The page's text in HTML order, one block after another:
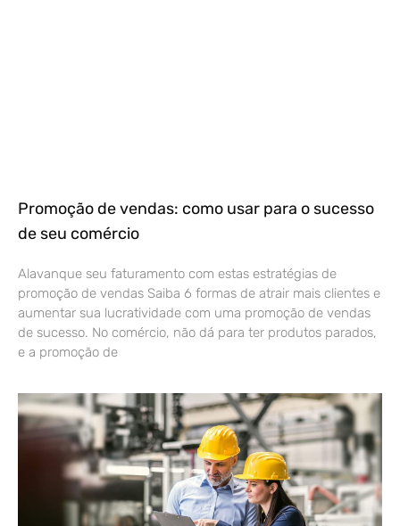
Promoção de vendas: como usar para o sucesso
de seu comércio
Alavanque seu faturamento com estas estratégias de
promoção de vendas Saiba 6 formas de atrair mais clientes e
aumentar sua lucratividade com uma promoção de vendas
de sucesso. No comércio, não dá para ter produtos parados,
e a promoção de